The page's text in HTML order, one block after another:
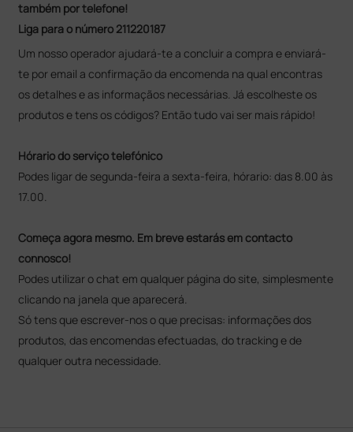
também por telefone!
Liga para o número 211220187
Um nosso operador ajudará-te a concluir a compra e enviará-
te por email a confirmação da encomenda na qual encontras
os detalhes e as informaçãos necessárias. Já escolheste os
produtos e tens os códigos? Então tudo vai ser mais rápido!
Hórario do serviço telefónico
Podes ligar de segunda-feira a sexta-feira, hórario: das 8.00 às
17.00.
Começa agora mesmo. Em breve estarás em contacto
connosco!
Podes utilizar o chat em qualquer página do site, simplesmente
clicando na janela que aparecerá.
Só tens que escrever-nos o que precisas: informações dos
produtos, das encomendas efectuadas, do tracking e de
qualquer outra necessidade.